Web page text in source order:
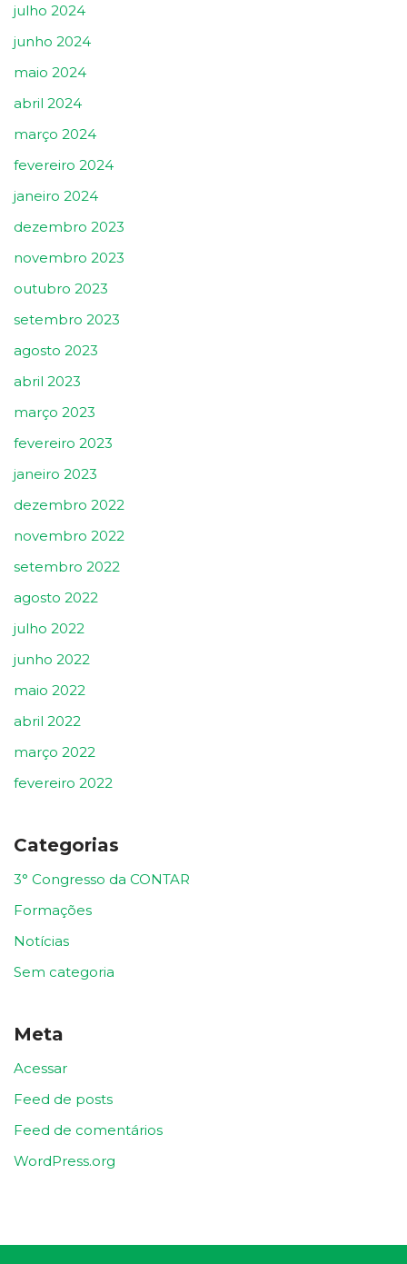
julho 2024
junho 2024
maio 2024
abril 2024
março 2024
fevereiro 2024
janeiro 2024
dezembro 2023
novembro 2023
outubro 2023
setembro 2023
agosto 2023
abril 2023
março 2023
fevereiro 2023
janeiro 2023
dezembro 2022
novembro 2022
setembro 2022
agosto 2022
julho 2022
junho 2022
maio 2022
abril 2022
março 2022
fevereiro 2022
Categorias
3° Congresso da CONTAR
Formações
Notícias
Sem categoria
Meta
Acessar
Feed de posts
Feed de comentários
WordPress.org